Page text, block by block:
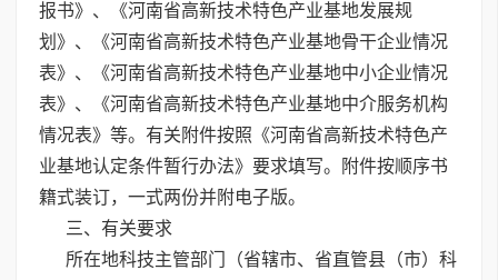
报书》、《河南省高新技术特色产业基地发展规
划》、《河南省高新技术特色产业基地骨干企业情况
表》、《河南省高新技术特色产业基地中小企业情况
表》、《河南省高新技术特色产业基地中介服务机构
情况表》等。有关附件按照《河南省高新技术特色产
业基地认定条件暂行办法》要求填写。附件按顺序书
籍式装订，一式两份并附电子版。
三、有关要求
所在地科技主管部门（省辖市、省直管县（市）科